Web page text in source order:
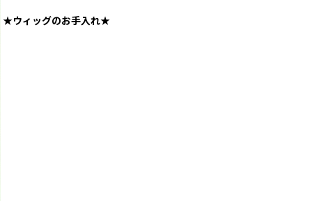
★ウィッグのお手入れ★